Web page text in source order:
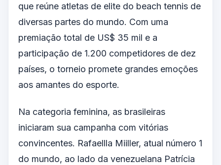
que reúne atletas de elite do beach tennis de
diversas partes do mundo. Com uma
premiação total de US$ 35 mil e a
participação de 1.200 competidores de dez
países, o torneio promete grandes emoções
aos amantes do esporte.
Na categoria feminina, as brasileiras
iniciaram sua campanha com vitórias
convincentes. Rafaellla Miiller, atual número 1
do mundo, ao lado da venezuelana Patrícia